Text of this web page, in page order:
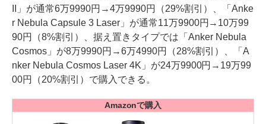
II」が通常6万9990円→4万9990円（29%割引）、「Anke
r Nebula Capsule 3 Laser」が通常11万9900円→10万99
90円（8%割引）、据え置きタイプでは「Anker Nebula
Cosmos」が8万9990円→6万4990円（28%割引）、「A
nker Nebula Cosmos Laser 4K」が24万9900円→19万99
00円（20%割引）で購入できる。
Amazonで購入